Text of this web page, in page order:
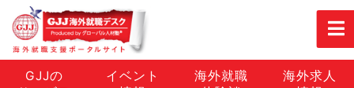
GJJの
イベント
海外就職
海外求人